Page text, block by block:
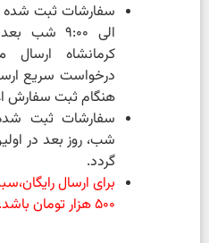
کرمانشاه
درخواست سریع
هنگام ثبت سفارش
شب، روز بعد در
گردد.
برای ارسال
500 هزار تومان باشد.